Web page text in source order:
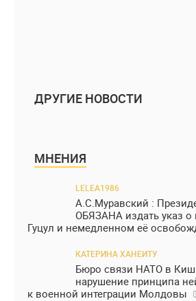
ДРУГИЕ НОВОСТИ
МНЕНИЯ
LELEA1986
А.С.Муравский :
ОБЯЗАНА издать указ
Гуцул и немедленном её
КАТЕРИНА ХАНЕИТУ
Бюро связи НАТО в
нарушение принципа
к военной интеграции Молдовы